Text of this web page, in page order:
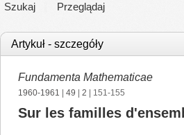
Szukaj Przeglądaj
Artykuł - szczegóły
Fundamenta Mathematicae
1960-1961 49 2 | 151-155
Sur les familles